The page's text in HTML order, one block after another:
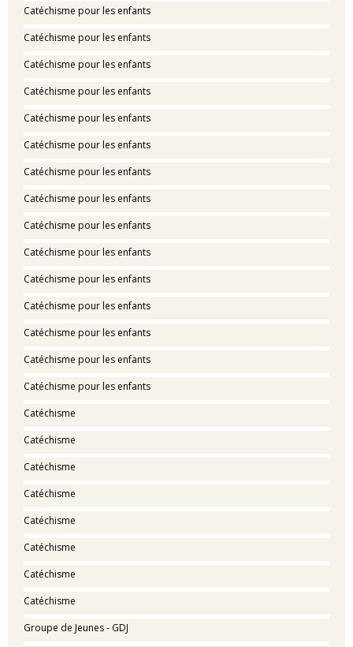
Catéchisme pour les enfants
Catéchisme pour les enfants
Catéchisme pour les enfants
Catéchisme pour les enfants
Catéchisme pour les enfants
Catéchisme pour les enfants
Catéchisme pour les enfants
Catéchisme pour les enfants
Catéchisme pour les enfants
Catéchisme pour les enfants
Catéchisme pour les enfants
Catéchisme pour les enfants
Catéchisme pour les enfants
Catéchisme pour les enfants
Catéchisme pour les enfants
Catéchisme
Catéchisme
Catéchisme
Catéchisme
Catéchisme
Catéchisme
Catéchisme
Catéchisme
Groupe de Jeunes - GDJ